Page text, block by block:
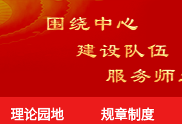
理论园地 规章制度